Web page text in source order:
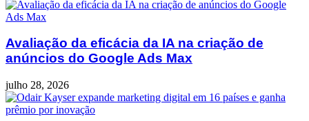
Avaliação da eficácia da IA na criação de
anúncios do Google Ads Max
julho 28, 2026